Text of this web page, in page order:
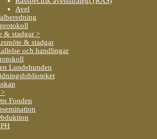
Avel
& stadgar >
& stadgar
och handlingar
Lundehunden
Fonden